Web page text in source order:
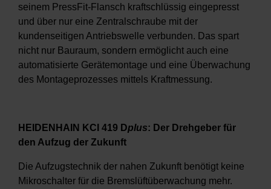
seinem PressFit-Flansch kraftschlüssig eingepresst
und über nur eine Zentralschraube mit der
kundenseitigen Antriebswelle verbunden. Das spart
nicht nur Bauraum, sondern ermöglicht auch eine
automatisierte Gerätemontage und eine Überwachung
des Montageprozesses mittels Kraftmessung.
HEIDENHAIN KCI 419 Dplus: Der Drehgeber für
den Aufzug der Zukunft
Die Aufzugstechnik der nahen Zukunft benötigt keine
Mikroschalter für die Bremslüftüberwachung mehr.